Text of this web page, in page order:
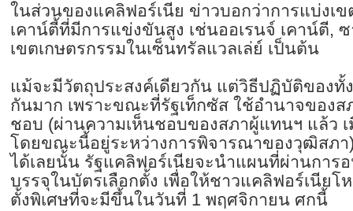
ในส่วนของแคลิฟอร์เนีย ข่าวบอกว่าการแบ่งเข
เคาน์ตี้ที่มีการแข่งขันสูง เช่นออเรนจ์ เคาน์ตี,
เขตเกษตรกรรมในเซ็นทรัลแวลเล่ย์ เป็นต้น
แม้จะมีวัตถุประสงค์เดียวกัน แต่วิธีปฏิบัติของทั้
กันมาก เพราะขณะที่รัฐเท็กซัส ใช้อำนาจของ
ชอบ (ผ่านความเห็นชอบของสภาผู้แทนฯ แล้ว
โดยขณะนี้อยู่ระหว่างการพิจารณาของวุฒิสภ
ได้เลยนั้น รัฐแคลิฟอร์เนียจะนำแผนที่ผ่านการ
บรรจุในบัตรเลือกตั้ง เพื่อให้ชาวแคลิฟอร์เนียโ
ตั้งพิเศษที่จะมีขึ้นในวันที่ 1 พฤศจิกายน ศกนี้